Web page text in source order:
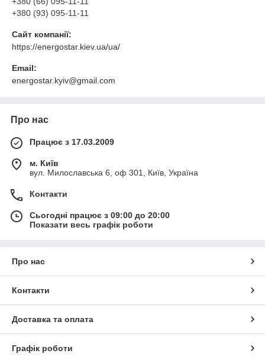
+380 (93) 095-11-11
Сайт компанії:
https://energostar.kiev.ua/ua/
Email:
energostar.kyiv@gmail.com
Про нас
Працює з 17.03.2009
м. Київ
вул. Милославська 6, оф 301, Київ, Україна
Контакти
Сьогодні працює з 09:00 до 20:00
Показати весь графік роботи
Про нас
Контакти
Доставка та оплата
Графік роботи